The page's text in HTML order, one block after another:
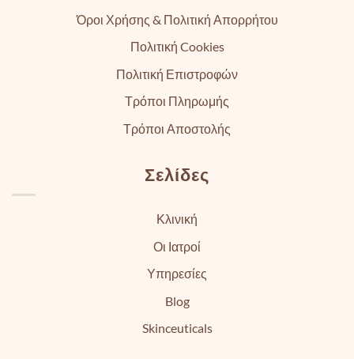
Όροι Χρήσης & Πολιτική Απορρήτου
Πολιτική Cookies
Πολιτική Επιστροφών
Τρόποι Πληρωμής
Τρόποι Αποστολής
Σελίδες
Κλινική
Οι Ιατροί
Υπηρεσίες
Blog
Skinceuticals